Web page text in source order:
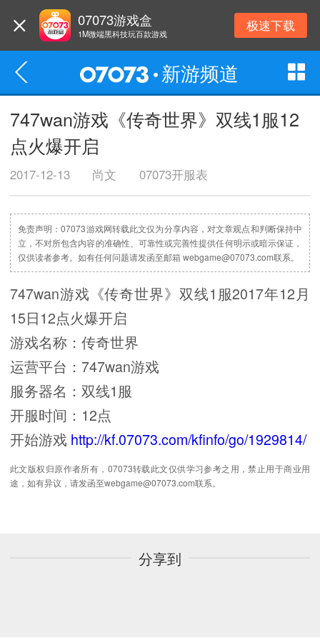
07073游戏盒
1M微端黑科技玩百款游戏 极速下载
新游频道
747wan游戏《传奇世界》双线1服12
点火爆开启
2017-12-13 尚文 07073开服表
免责声明：07073游戏网转载此文仅为分享内容，对文章观点和判断保持中
立，不对所包含内容的准确性、可靠性或完善性提供任何明示或暗示保证，
仅供读者参考。如有任何问题请发函至邮箱 webgame@07073.com联系。
747wan游戏《传奇世界》双线1服2017年12月
15日12点火爆开启
游戏名称：传奇世界
运营平台：747wan游戏
服务器名：双线1服
开服时间：12点
开始游戏 http://kf.07073.com/kfinfo/go/1929814/
此文版权归原作者所有，07073转载此文仅供学习参考之用，禁止用于商业用
途，如有异议，请发函至webgame@07073.com联系。
分享到